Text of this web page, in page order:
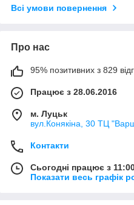
Всі умови повернення
Про нас
95% позитивних з 829
Працює з 28.06.2016
м. Луцьк
вул.Конякіна, 30 ТЦ
Контакти
Сьогодні працює з
Показати весь графік